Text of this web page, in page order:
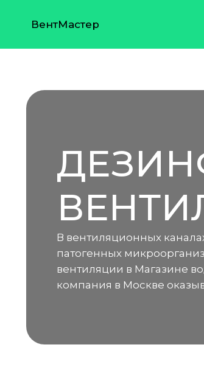
ВентМастер
В вентиляционных
патогенных
вентиляции в Магазине
компания в Москве